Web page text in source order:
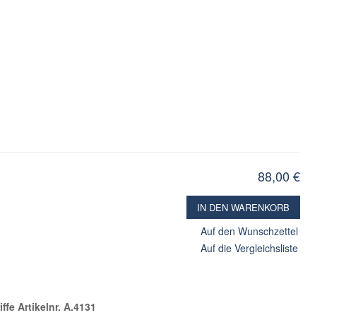
88,00 €
IN DEN WARENKORB
Auf den Wunschzettel
Auf die Vergleichsliste
Artikelnr. A.4131